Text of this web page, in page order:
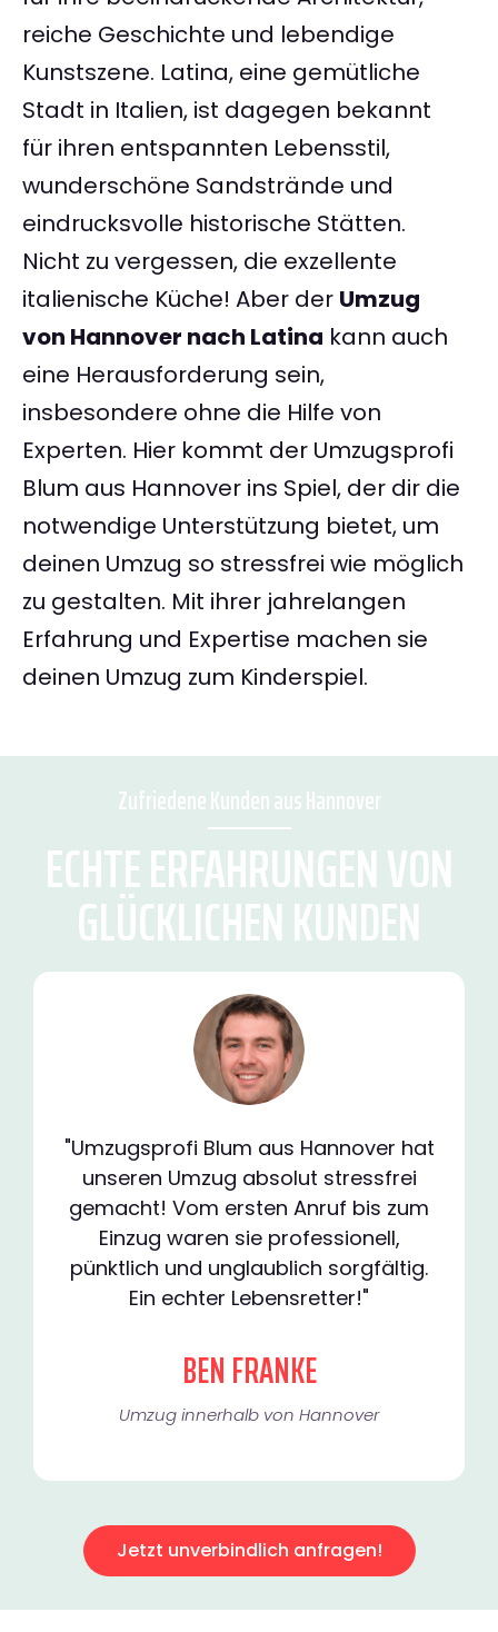
reiche Geschichte und lebendige
Kunstszene. Latina, eine gemütliche
Stadt in Italien, ist dagegen bekannt
für ihren entspannten Lebensstil,
wunderschöne Sandstrände und
eindrucksvolle historische Stätten.
Nicht zu vergessen, die exzellente
italienische Küche! Aber der Umzug
von Hannover nach Latina kann auch
eine Herausforderung sein,
insbesondere ohne die Hilfe von
Experten. Hier kommt der Umzugsprofi
Blum aus Hannover ins Spiel, der dir die
notwendige Unterstützung bietet, um
deinen Umzug so stressfrei wie möglich
zu gestalten. Mit ihrer jahrelangen
Erfahrung und Expertise machen sie
deinen Umzug zum Kinderspiel.
Zufriedene Kunden aus Hannover
ECHTE ERFAHRUNGEN VON
GLÜCKLICHEN KUNDEN
"Umzugsprofi Blum aus Hannover hat
unseren Umzug absolut stressfrei
gemacht! Vom ersten Anruf bis zum
Einzug waren sie professionell,
pünktlich und unglaublich sorgfältig.
Ein echter Lebensretter!"
BEN FRANKE
Umzug innerhalb von Hannover​
Jetzt unverbindlich anfragen!